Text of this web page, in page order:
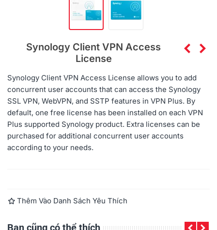
Synology Client VPN Access
License
Synology Client VPN Access License allows you to add
concurrent user accounts that can access the Synology
SSL VPN, WebVPN, and SSTP features in VPN Plus. By
default, one free license has been installed on each VPN
Plus supported Synology product. Extra licenses can be
purchased for additional concurrent user accounts
according to your needs.
Thêm Vào Danh Sách Yêu Thích
Bạn cũng có thể thích